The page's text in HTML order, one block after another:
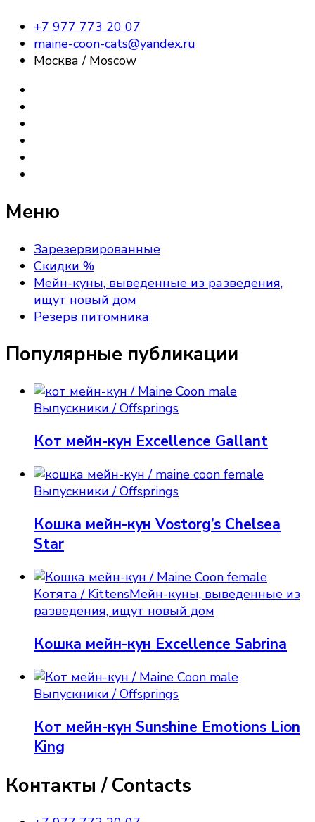
+7 977 773 20 07
maine-coon-cats@yandex.ru
Москва / Moscow
Меню
Зарезервированные
Скидки %
Мейн-куны, выведенные из разведения,
ищут новый дом
Резерв питомника
Популярные публикации
Выпускники / Offsprings
Кот мейн-кун Excellence Gallant
Выпускники / Offsprings
Кошка мейн-кун Vostorg’s Chelsea
Star
Котята / KittensМейн-куны, выведенные из
разведения, ищут новый дом
Кошка мейн-кун Excellence Sabrina
Выпускники / Offsprings
Кот мейн-кун Sunshine Emotions Lion
King
Контакты / Contacts